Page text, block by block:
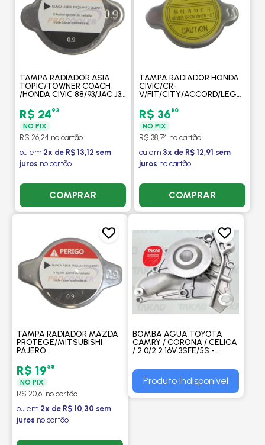
TAMPA RADIADOR ASIA
TOPIC/TOWNER COACH
/HONDA CIVIC 88/93/JAC J3
BESTA/SPORTAGE/SEPHIA/CLARUS/BONGO/SORENTO/CARN
- PROCOOLER
R$ 2493
NO PIX
R$ 26,24 no cartão
ou em 2x de R$ 13,12 sem
juros no cartão
COMPRAR
TAMPA RADIADOR HONDA
CIVIC/CR-
V/FIT/CITY/ACCORD/LEGEND/
TOYOTA
CAMRY/HILUX/ETIOS / -
PROCOOLER
R$ 3680
NO PIX
R$ 38,74 no cartão
ou em 3x de R$ 12,91 sem
juros no cartão
COMPRAR
TAMPA RADIADOR MAZDA
PROTEGE/MITSUBISHI
PAJERO
TOYOTA
COROLLA/FIELDER/CAMRY
2.2 E PASEO/LEXU -
PROCOOLER
R$ 1958
NO PIX
R$ 20,61 no cartão
ou em 2x de R$ 10,30 sem
juros no cartão
BOMBA AGUA TOYOTA
CAMRY / CORONA / CELICA
/ 2.0/2.2 16V 3SFE/5S -
Produto Indisponível